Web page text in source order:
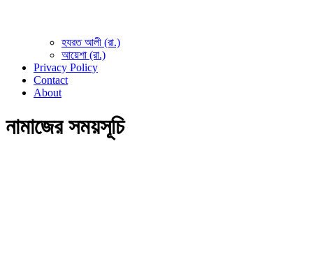
হযরত আলী (রা.)
আয়েশা (রা.)
Privacy Policy
Contact
About
নামাজের সময়সূচি